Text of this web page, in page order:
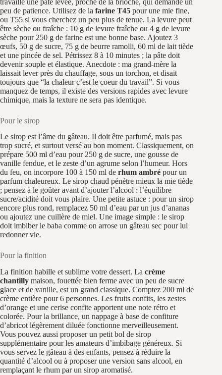
peu de patience. Utilisez de la farine T45 pour une mie fine,
ou T55 si vous cherchez un peu plus de tenue. La levure peut
être sèche ou fraîche : 10 g de levure fraîche ou 4 g de levure
sèche pour 250 g de farine est une bonne base. Ajoutez 3
œufs, 50 g de sucre, 75 g de beurre ramolli, 60 ml de lait tiède
et une pincée de sel. Pétrissez 8 à 10 minutes ; la pâte doit
devenir souple et élastique. Anecdote : ma grand-mère la
laissait lever près du chauffage, sous un torchon, et disait
toujours que “la chaleur c’est le coeur du travail”. Si vous
manquez de temps, il existe des versions rapides avec levure
chimique, mais la texture ne sera pas identique.
Pour le sirop
Le sirop est l’âme du gâteau. Il doit être parfumé, mais pas
trop sucré, et surtout versé au bon moment. Classiquement, on
prépare 500 ml d’eau pour 250 g de sucre, une gousse de
vanille fendue, et le zeste d’un agrume selon l’humeur. Hors
du feu, on incorpore 100 à 150 ml de rhum ambré pour un
parfum chaleureux. Le sirop chaud pénètre mieux la mie tiède
; pensez à le goûter avant d’ajouter l’alcool : l’équilibre
sucre/acidité doit vous plaire. Une petite astuce : pour un sirop
encore plus rond, remplacez 50 ml d’eau par un jus d’ananas
ou ajoutez une cuillère de miel. Une image simple : le sirop
doit imbiber le baba comme on arrose un gâteau sec pour lui
redonner vie.
Pour la finition
La finition habille et sublime votre dessert. La crème
chantilly maison, fouettée bien ferme avec un peu de sucre
glace et de vanille, est un grand classique. Comptez 200 ml de
crème entière pour 6 personnes. Les fruits confits, les zestes
d’orange et une cerise confite apportent une note rétro et
colorée. Pour la brillance, un nappage à base de confiture
d’abricot légèrement diluée fonctionne merveilleusement.
Vous pouvez aussi proposer un petit bol de sirop
supplémentaire pour les amateurs d’imbibage généreux. Si
vous servez le gâteau à des enfants, pensez à réduire la
quantité d’alcool ou à proposer une version sans alcool, en
remplaçant le rhum par un sirop aromatisé.